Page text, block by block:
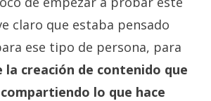
claro que estaba pensado
ese tipo de persona, para
la creación de contenido que
lo que hace